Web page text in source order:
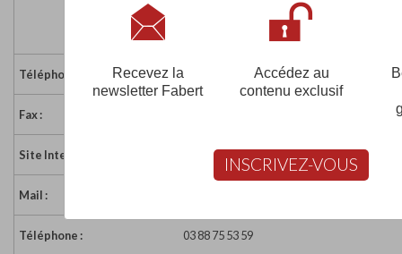
67000 STRASBOURG
Téléphone : 03 88 75 03 75
Fax :
Site Internet : http://www.mjm-design.com/
Mail :
Téléphone : 03 88 75 53 59
Recevez la
newsletter Fabert
Accédez au
contenu exclusif
INSCRIVEZ-VOUS